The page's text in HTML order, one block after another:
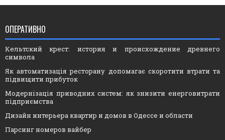
ОПЕРАТИВНО
Кельтский крест: история и происхождение древнего
символа
Як автоматизація ресторану допомагає скоротити втрати та
підвищити прибуток
Модернізація приводних систем: як знизити енерговитрати
підприємства
Дизайн интерьера квартир и домов в Одессе и области
Парсинг номеров вайбер